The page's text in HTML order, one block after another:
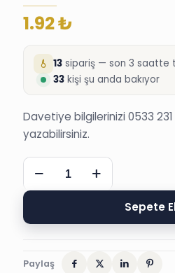
1.92₺
13 sipariş — son 3 saatte
33 kişi şu anda bakıyor
Davetiye bilgilerinizi 0533
yazabilirsiniz.
SÜNNET
DAVETİYESİ,
6200
SÜNNET
Sepete
Paylaş